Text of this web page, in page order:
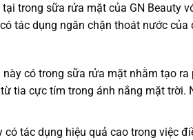
trong sữa rửa mặt của GN Beauty
tác dụng ngăn chặn thoát nước
có trong sữa rửa mặt nhằm tạo
tia cực tím trong ánh nắng mặt trời.
tác dụng hiệu quả cao trong việc